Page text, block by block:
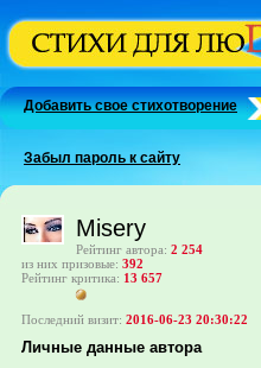
Добавить свое стихотворение
Забыл пароль к сайту
Misery
Рейтинг автора: 2 254
из них призовые: 392
Рейтинг критика: 13 657
Последний визит: 2016-06-23 20:30:22
Личные данные автора